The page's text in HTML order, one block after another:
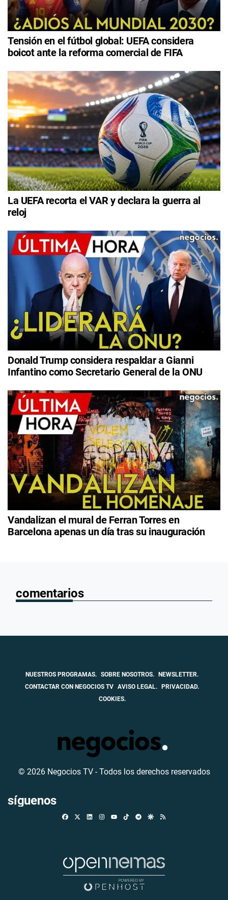
Tensión en el fútbol global: UEFA considera
boicot ante la reforma comercial de FIFA
La UEFA recorta el VAR y declara la guerra al
reloj
Donald Trump considera respaldar a Gianni
Infantino como Secretario General de la ONU
Vandalizan el mural de Ferran Torres en
Barcelona apenas un día tras su inauguración
comentarios
NUESTROS PROGRAMAS. SOBRE NOSOTROS.
NEWSLETTER.
CONTACTAR CON NEGOCIOS TV AVISO LEGAL.
PRIVACIDAD.
COOKIES.
© 2026 Negocios TV - Todos los derechos reservados
síguenos
FacebookLinkedinInstagramTikTokTelegramGoogle Discover